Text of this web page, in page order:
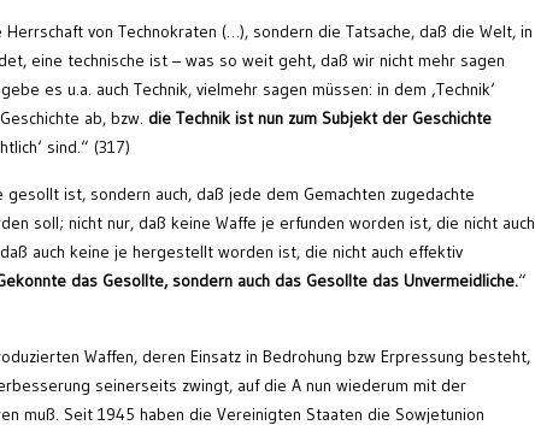
Herrschaft von Technokraten (…), sondern die Tatsache, daß die Welt, in
eine technische ist – was so weit geht, daß wir nicht mehr sagen
es u.a. auch Technik, vielmehr sagen müssen: in dem ‚Technik‘
ab, bzw. die Technik ist nun zum Subjekt der Geschichte
sind.“ (317)
ist, sondern auch, daß jede dem Gemachten zugedachte
soll; nicht nur, daß keine Waffe je erfunden worden ist, die nicht auch
auch keine je hergestellt worden ist, die nicht auch effektiv
das Gesollte, sondern auch das Gesollte das Unvermeidliche.“
Waffen, deren Einsatz in Bedrohung bzw Erpressung besteht,
seinerseits zwingt, auf die A nun wiederum mit der
muß. Seit 1945 haben die Vereinigten Staaten die Sowjetunion